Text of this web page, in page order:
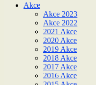
Akce
Akce 2023
Akce 2022
2021 Akce
2020 Akce
2019 Akce
2018 Akce
2017 Akce
2016 Akce